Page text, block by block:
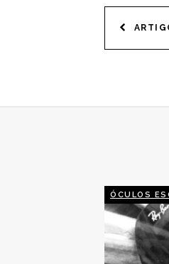
DE
POST
ÓCULOS